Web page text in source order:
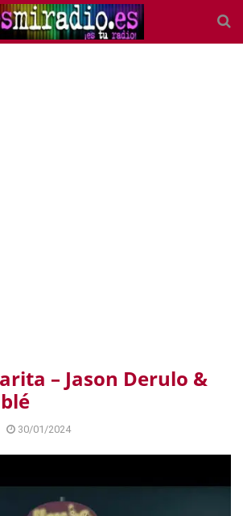
– Jason Derulo &
30/01/2024